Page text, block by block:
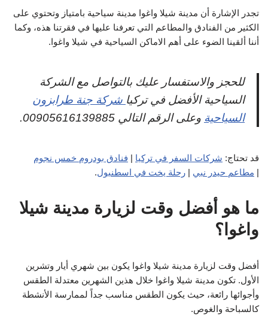
تجدر الإشارة أن مدينة شيلا واغوا مدينة سياحية بامتياز وتحتوي على
الكثير من الفنادق والمطاعم التي تعرفنا عليها في فقرتنا هذه، وكما
أننا ألقينا الضوء على أهم الاماكن السياحية في شيلا واغوا.
للحجز والاستفسار عليك بالتواصل مع الشركة
السياحية الأفضل في تركيا شركة جنة طرابزون
السياحية وعلى الرقم التالي 00905616139885.
قد تحتاج: شركات السفر في تركيا | فنادق بودروم خمس نجوم
| مطاعم حيدر نبي | رحلة يخت في اسطنبول.
ما هو أفضل وقت لزيارة مدينة شيلا
واغوا؟
أفضل وقت لزيارة مدينة شيلا واغوا يكون بين شهري أيار وتشرين
الأول. تكون مدينة شيلا واغوا خلال هذين الشهرين معتدلة الطقس
وأجوائها رائعة، حيث يكون الطقس مناسب جداً لممارسة الأنشطة
كالسباحة والغوص.